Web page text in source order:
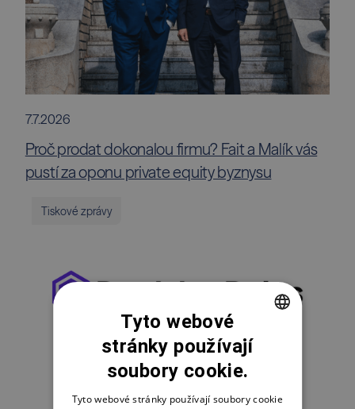
7.7.2026
Proč prodat dokonalou firmu? Fait a Malík vás
pustí za oponu private equity byznysu
Tiskové zprávy
CZECH
ENGLISH
POLSKI
Tyto webové
stránky používají
soubory cookie.
Tyto webové stránky používají soubory cookie